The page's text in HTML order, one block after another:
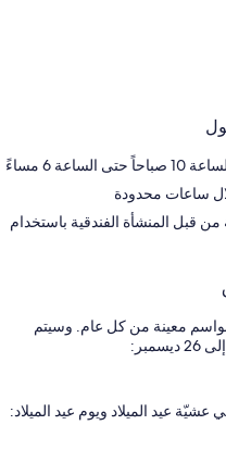
6 مساءً
ساعات محدودة
قبل المنشأة الفندقية باستخدام
معينة من كل عام. وسيتم
عشيّة عيد الميلاد ويوم عيد الميلاد: